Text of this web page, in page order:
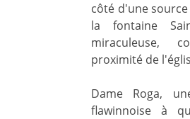
côté d'une
la fontaine
miraculeuse,
proximité de
Dame Roga,
flawinnoise à